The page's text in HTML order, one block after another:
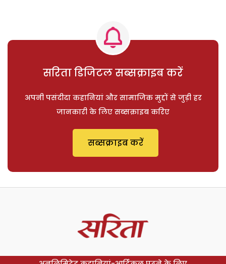
सरिता डिजिटल सब्सक्राइब करें
अपनी पसंदीदा कहानियां और सामाजिक मुद्दों से जुड़ी हर
जानकारी के लिए सब्सक्राइब करिए
सब्सक्राइब करें